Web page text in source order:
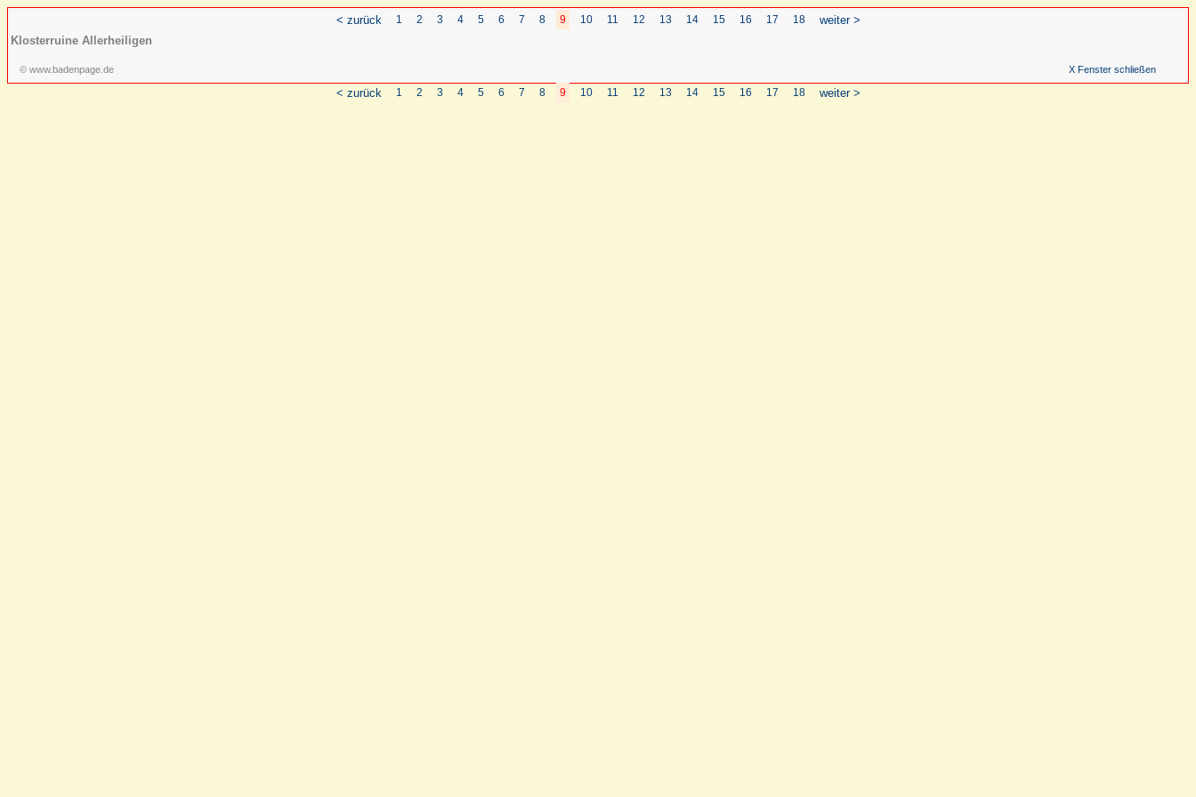
< zurück 1 2 3 4 5 6 7 8 9 10 11 12 13 14 15 16 17 18
weiter >
Klosterruine Allerheiligen
© www.badenpage.de X Fenster schließen
< zurück 1 2 3 4 5 6 7 8 9 10 11 12 13 14 15 16 17 18 weiter >